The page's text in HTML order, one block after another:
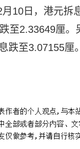
10日，港元拆
至2.33649厘
跌至3.07155